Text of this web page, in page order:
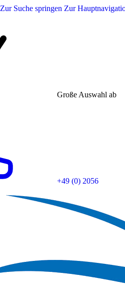
Zur Suche springen Zur
Große Auswahl ab
+49 (0) 2056